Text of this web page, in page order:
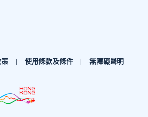
使用條款及條件 無障礙聲明